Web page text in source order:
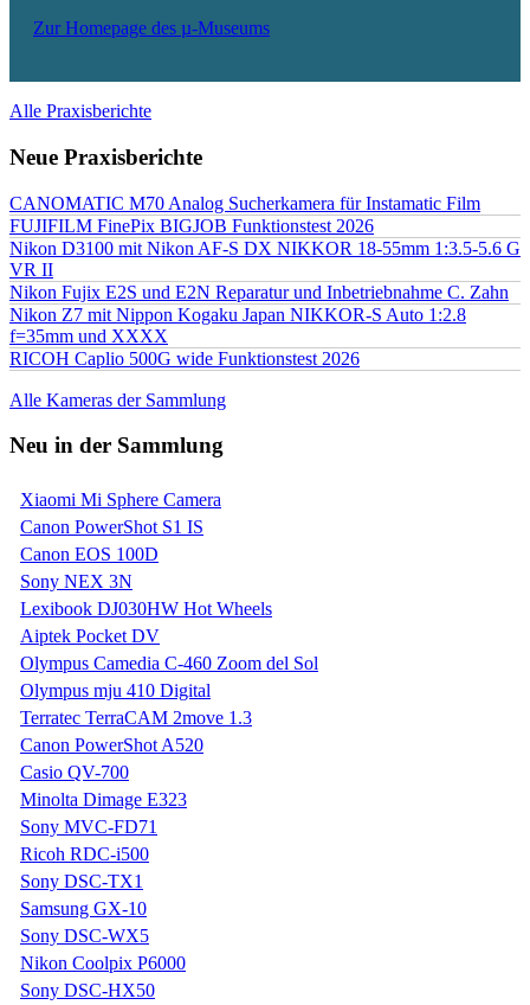
Zur Homepage des µ-Museums
Alle Praxisberichte
Neue Praxisberichte
CANOMATIC M70 Analog Sucherkamera für Instamatic Film
FUJIFILM FinePix BIGJOB Funktionstest 2026
Nikon D3100 mit Nikon AF-S DX NIKKOR 18-55mm 1:3.5-5.6 G
VR II
Nikon Fujix E2S und E2N Reparatur und Inbetriebnahme C. Zahn
Nikon Z7 mit Nippon Kogaku Japan NIKKOR-S Auto 1:2.8
f=35mm und XXXX
RICOH Caplio 500G wide Funktionstest 2026
Alle Kameras der Sammlung
Neu in der Sammlung
Xiaomi Mi Sphere Camera
Canon PowerShot S1 IS
Canon EOS 100D
Sony NEX 3N
Lexibook DJ030HW Hot Wheels
Aiptek Pocket DV
Olympus Camedia C-460 Zoom del Sol
Olympus mju 410 Digital
Terratec TerraCAM 2move 1.3
Canon PowerShot A520
Casio QV-700
Minolta Dimage E323
Sony MVC-FD71
Ricoh RDC-i500
Sony DSC-TX1
Samsung GX-10
Sony DSC-WX5
Nikon Coolpix P6000
Sony DSC-HX50